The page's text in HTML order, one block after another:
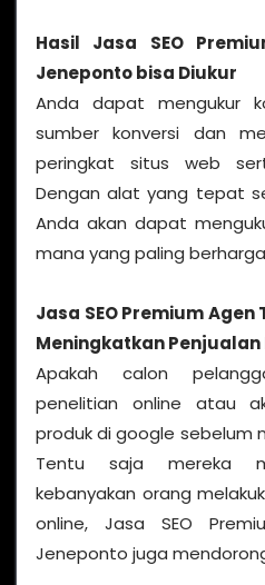
Hasil Jasa SEO
Jenepontobisa Diukur
Anda dapat mengukur
sumber konversi dan
peringkat situs web
Dengan alat yang tepat
Anda akan dapat
mana yang paling
Jasa SEO Premium
Meningkatkan Penjualan
Apakah calon
penelitian online atau
produk di google sebelum
Tentu saja mereka
kebanyakan orang
online, Jasa SEO
Jeneponto juga